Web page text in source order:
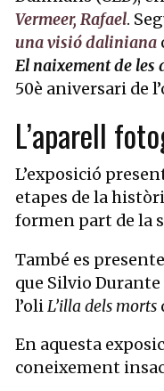
Vermeer, Rafael.
una visió daliniana
El naixement de les
50è aniversari de
L’aparell
L’exposició
etapes de la
formen part de la
També es
que Silvio Durante
l’oliL’illa dels morts
En aquesta
coneixement